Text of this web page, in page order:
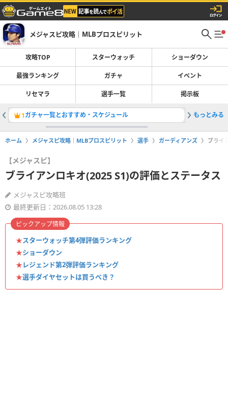
メジャスピ攻略｜MLBプロスピリット
攻略TOP スターウォッチ ショーダウン
最強ランキング ガチャ イベント
リセマラ 選手一覧 掲示板
1ガチャ一覧とおすすめ・スケジュール 2スター
もっとみる
ホーム メジャスピ攻略｜MLBプロスピリット 選手 ガーディアンズ ブライ
【メジャスピ】
ブライアンロキオ(2025 S1)の評価とステータス
メジャスピ攻略班
最終更新日：2026.08.05 13:28
★スターウォッチ第4弾評価ランキング
★ショーダウン
★レジェンド第2弾評価ランキング
★選手ダイヤセットは買うべき？
ピックアップ情報